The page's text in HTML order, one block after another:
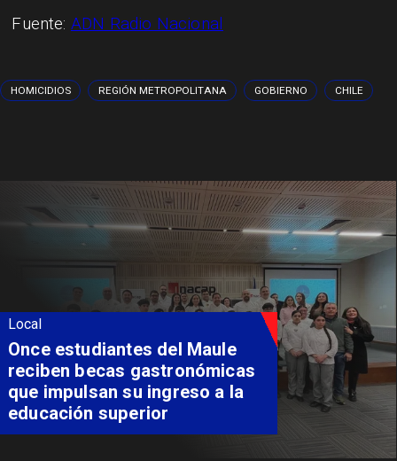
Fuente: ADN Radio Nacional
HOMICIDIOS REGIÓN METROPOLITANA GOBIERNO CHILE
Local
Once estudiantes del Maule
reciben becas gastronómicas
que impulsan su ingreso a la
educación superior